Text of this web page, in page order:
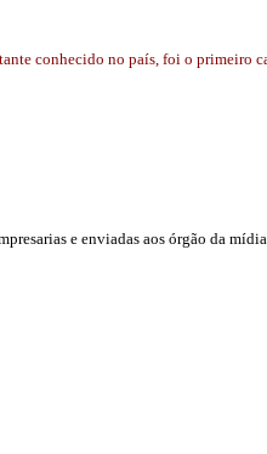
conhecido no país, foi o primeiro
e enviadas aos órgão da